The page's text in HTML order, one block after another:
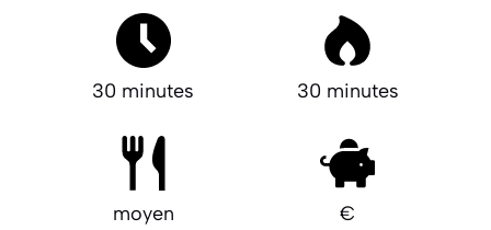
30 minutes 30 minutes
moyen €